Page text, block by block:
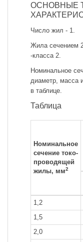
ОСНОВНЫЕ
Число жил - 1.
Жила сечением
-класса 2.
Номинальное
диаметр, масса
в таблице.
Таблица
Номинальное
сечение токо-
проводящей
жилы, мм2
1,2
1,5
2,0